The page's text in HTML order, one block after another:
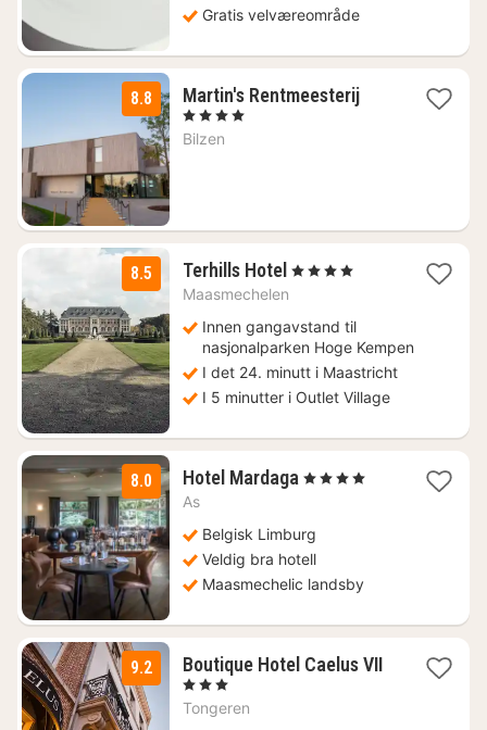
Gratis velværeområde
8.8 Martin's Rentmeesterij1
natt
, 4 Stjerner
Bilzen
8.5 Terhills Hotel 1
1412
kr.
, 4 Stjerner
Maasmechelen
Innen gangavstand til
nasjonalparken Hoge Kempen
I det 24. minutt i Maastricht
I 5 minutter i Outlet Village
8.0 Hotel Mardaga 1
983
kr.
, 4 Stjerner
As
Belgisk Limburg
Veldig bra hotell
Maasmechelic landsby
9.2 Boutique Hotel Caelus VII1
, 3 Stjerner
Tongeren